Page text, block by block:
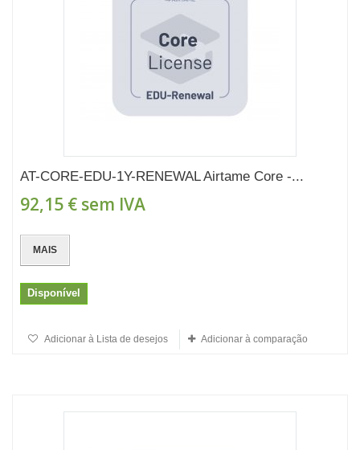
AT-CORE-EDU-1Y-RENEWAL Airtame Core -...
92,15 € sem IVA
MAIS
Disponível
Adicionar à Lista de desejos Adicionar à comparação